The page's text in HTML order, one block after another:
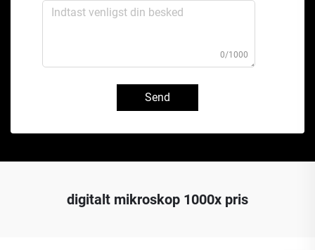
0/1000
Send
digitalt mikroskop 1000x pris